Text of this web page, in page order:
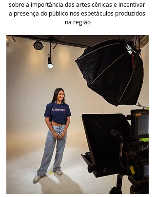
sobre a importância das artes cênicas e incentivar
a presença do público nos espetáculos produzidos
na região